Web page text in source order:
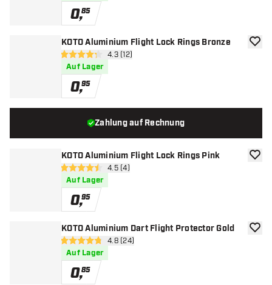
0,85
KOTO Aluminium Flight Lock Rings Bronze
Bewertungsbereich öffnen
4.3 Bewertungssterne
4.3 (12)
Auf Lager
0,95
Zur
KOTO Aluminium Flight Lock Rings Pink
Bewertungsbereich öffnen
4.5 Bewertungssterne
4.5 (4)
Auf Lager
0,95
Zur
KOTO Aluminium Dart Flight Protector Gold
Bewertungsbereich öffnen
4.8 Bewertungssterne
4.8 (24)
Auf Lager
0,85
Zur
Zahlung auf Rechnung